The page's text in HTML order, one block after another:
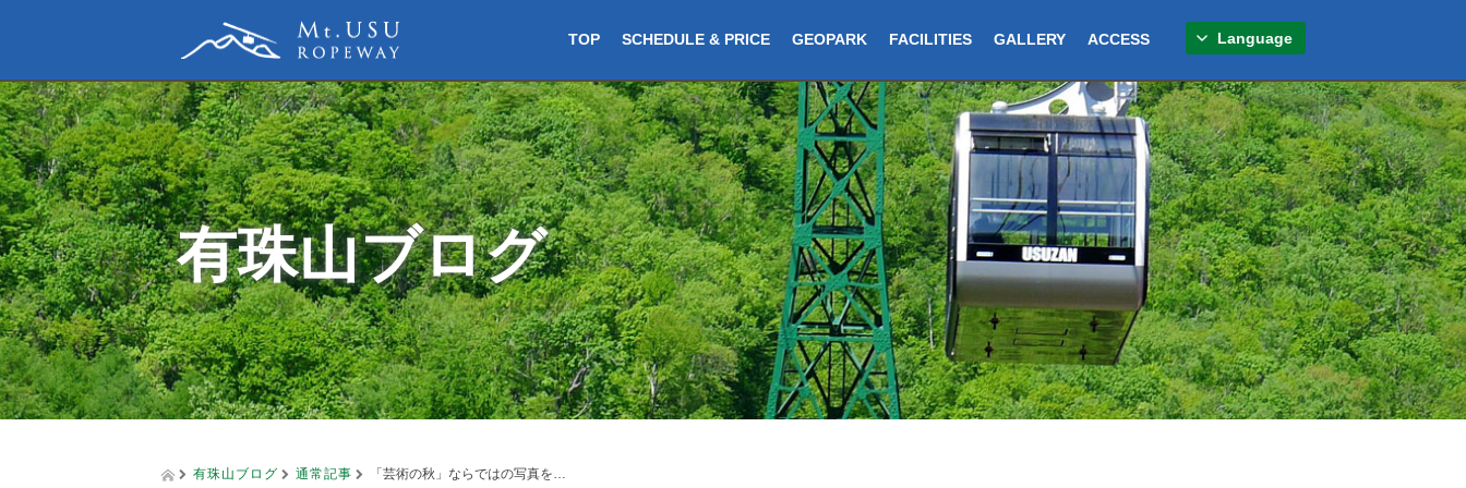
TOP SCHEDULE & PRICE GEOPARK FACILITIES GALLERY ACCESS Language
有珠山ブログ
有珠山ブログ 通常記事 「芸術の秋」ならではの写真を…